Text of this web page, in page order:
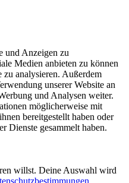
und Anzeigen zu
Medien anbieten zu können
analysieren. Außerdem
unserer Website an
und Analysen weiter.
möglicherweise mit
bereitgestellt haben oder
Dienste gesammelt haben.
willst. Deine Auswahl wird